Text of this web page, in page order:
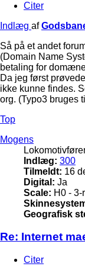
Citer
Indlæg af
Så på et andet
(Domain Name
betaling for
Da jeg først
ikke kunne findes.
org. (Typo3 bruges
Top
Mogens
Indlæg: 300
Tilmeldt: 16
Digital: Ja
Scale: H0 - 3-
Geografisk
Re: Internet
Citer